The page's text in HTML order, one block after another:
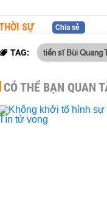
SỰ Chia sẻ
TAG: tiến sĩ Bùi Quang
CÓ THỂ BẠN QUAN